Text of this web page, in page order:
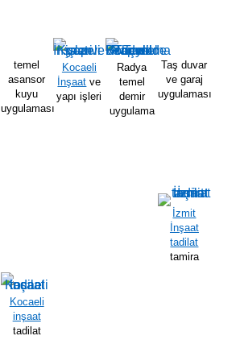
temel
asansor
kuyu
uygulaması
Kocaeli
İnşaat ve
yapı işleri
Radya
temel
demir
uygulama
Taş duvar
ve garaj
uygulaması
İzmit
İnşaat
tadilat
tamira
Kocaeli
inşaat
tadilat